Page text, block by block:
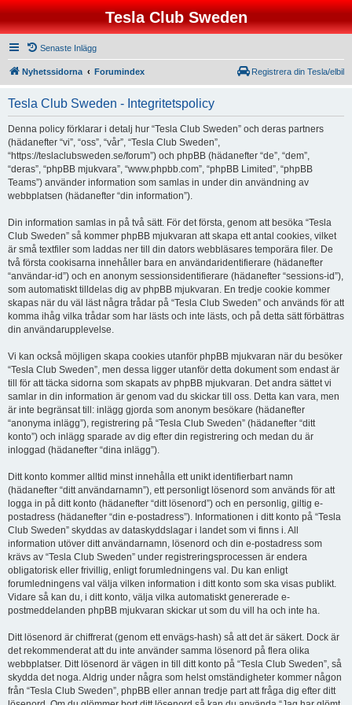
Tesla Club Sweden
Senaste Inlägg
Nyhetssidorna Forumindex Registrera din Tesla/elbil
Tesla Club Sweden - Integritetspolicy
Denna policy förklarar i detalj hur “Tesla Club Sweden” och deras partners
(hädanefter “vi”, “oss”, “vår”, “Tesla Club Sweden”,
“https://teslaclubsweden.se/forum”) och phpBB (hädanefter “de”, “dem”,
“deras”, “phpBB mjukvara”, “www.phpbb.com”, “phpBB Limited”, “phpBB
Teams”) använder information som samlas in under din användning av
webbplatsen (hädanefter “din information”).
Din information samlas in på två sätt. För det första, genom att besöka “Tesla
Club Sweden” så kommer phpBB mjukvaran att skapa ett antal cookies, vilket
är små textfiler som laddas ner till din dators webbläsares temporära filer. De
två första cookisarna innehåller bara en användaridentifierare (hädanefter
“användar-id”) och en anonym sessionsidentifierare (hädanefter “sessions-id”),
som automatiskt tilldelas dig av phpBB mjukvaran. En tredje cookie kommer
skapas när du väl läst några trådar på “Tesla Club Sweden” och används för att
komma ihåg vilka trådar som har lästs och inte lästs, och på detta sätt förbättras
din användarupplevelse.
Vi kan också möjligen skapa cookies utanför phpBB mjukvaran när du besöker
“Tesla Club Sweden”, men dessa ligger utanför detta dokument som endast är
till för att täcka sidorna som skapats av phpBB mjukvaran. Det andra sättet vi
samlar in din information är genom vad du skickar till oss. Detta kan vara, men
är inte begränsat till: inlägg gjorda som anonym besökare (hädanefter
“anonyma inlägg”), registrering på “Tesla Club Sweden” (hädanefter “ditt
konto”) och inlägg sparade av dig efter din registrering och medan du är
inloggad (hädanefter “dina inlägg”).
Ditt konto kommer alltid minst innehålla ett unikt identifierbart namn
(hädanefter “ditt användarnamn”), ett personligt lösenord som används för att
logga in på ditt konto (hädanefter “ditt lösenord”) och en personlig, giltig e-
postadress (hädanefter “din e-postadress”). Informationen i ditt konto på “Tesla
Club Sweden” skyddas av dataskyddslagar i landet som vi finns i. All
information utöver ditt användarnamn, lösenord och din e-postadress som
krävs av “Tesla Club Sweden” under registreringsprocessen är endera
obligatorisk eller frivillig, enligt forumledningens val. Du kan enligt
forumledningens val välja vilken information i ditt konto som ska visas publikt.
Vidare så kan du, i ditt konto, välja vilka automatiskt genererade e-
postmeddelanden phpBB mjukvaran skickar ut som du vill ha och inte ha.
Ditt lösenord är chiffrerat (genom ett envägs-hash) så att det är säkert. Dock är
det rekommenderat att du inte använder samma lösenord på flera olika
webbplatser. Ditt lösenord är vägen in till ditt konto på “Tesla Club Sweden”, så
skydda det noga. Aldrig under några som helst omständigheter kommer någon
från “Tesla Club Sweden”, phpBB eller annan tredje part att fråga dig efter ditt